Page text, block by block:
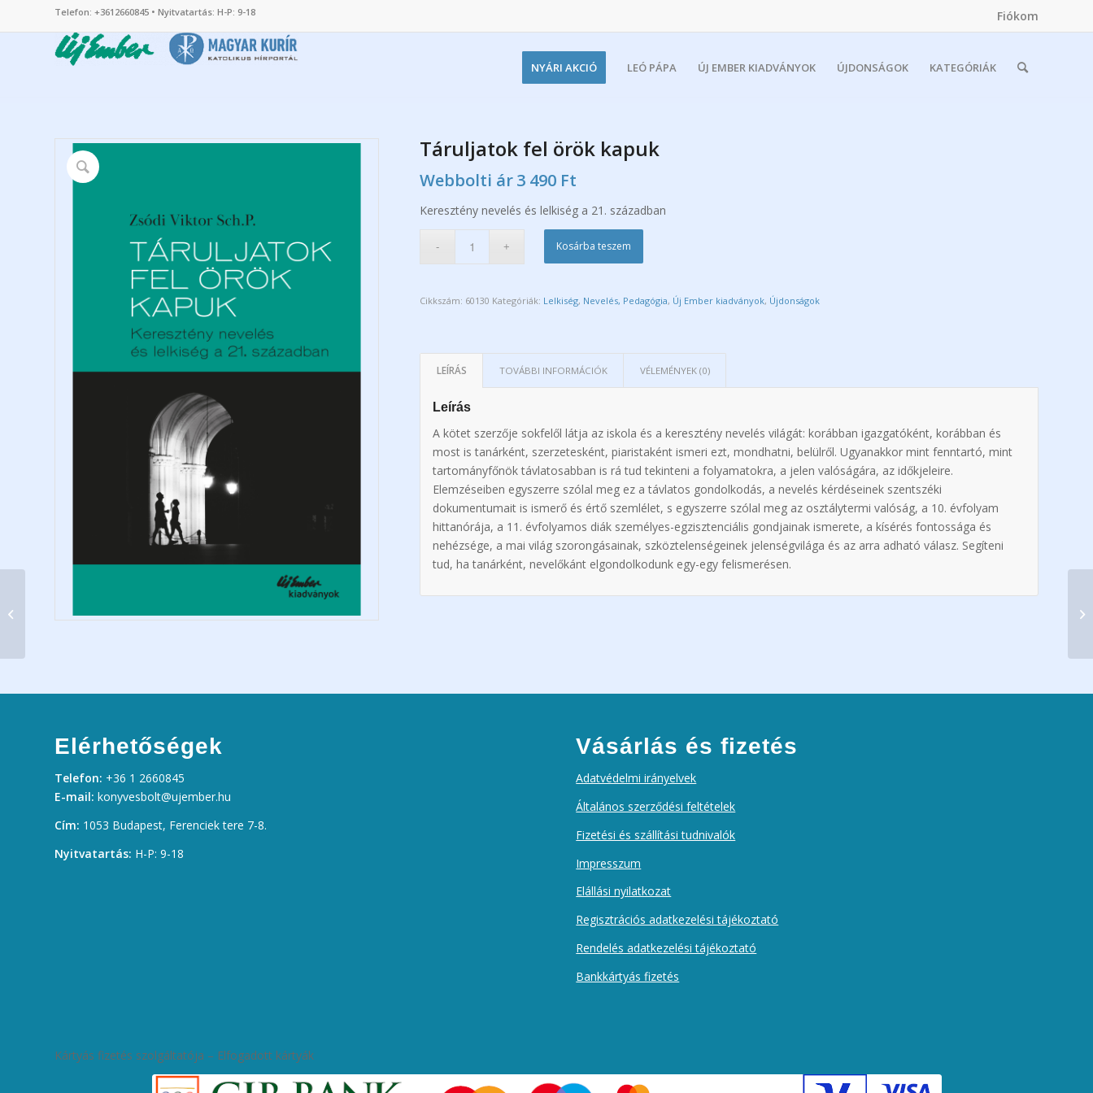
Fiókom
Telefon: +3612660845 • Nyitvatartás: H-P: 9-18
NYÁRI AKCIÓ LEÓ PÁPA ÚJ EMBER KIADVÁNYOK ÚJDONSÁGOK KATEGÓRIÁK
Táruljatok fel örök kapuk
Webbolti ár3 490 Ft
Keresztény nevelés és lelkiség a 21. században
Kosárba teszem
Cikkszám: 60130 Kategóriák: Lelkiség, Nevelés, Pedagógia, Új Ember kiadványok, Újdonságok
LEÍRÁS TOVÁBBI INFORMÁCIÓK VÉLEMÉNYEK (0)
Leírás
A kötet szerzője sokfelől látja az iskola és a keresztény nevelés világát: korábban igazgatóként, korábban és
most is tanárként, szerzetesként, piaristaként ismeri ezt, mondhatni, belülről. Ugyanakkor mint fenntartó, mint
tartományfőnök távlatosabban is rá tud tekinteni a folyamatokra, a jelen valóságára, az időkjeleire.
Elemzéseiben egyszerre szólal meg ez a távlatos gondolkodás, a nevelés kérdéseinek szentszéki
dokumentumait is ismerő és értő szemlélet, s egyszerre szólal meg az osztálytermi valóság, a 10. évfolyam
hittanórája, a 11. évfolyamos diák személyes-egzisztenciális gondjainak ismerete, a kísérés fontossága és
nehézsége, a mai világ szorongásainak, szköztelenségeinek jelenségvilága és az arra adható válasz. Segíteni
tud, ha tanárként, nevelőkánt elgondolkodunk egy-egy felismerésen.
Elérhetőségek
Telefon: +36 1 2660845
E-mail: konyvesbolt@ujember.hu
Cím: 1053 Budapest, Ferenciek tere 7-8.
Nyitvatartás: H-P: 9-18
Vásárlás és fizetés
Adatvédelmi irányelvek
Általános szerződési feltételek
Fizetési és szállítási tudnivalók
Impresszum
Elállási nyilatkozat
Regisztrációs adatkezelési tájékoztató
Rendelés adatkezelési tájékoztató
Bankkártyás fizetés
Kártyás fizetés szolgáltatója – Elfogadott kártyák
mégse?